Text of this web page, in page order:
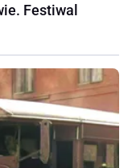
Festiwal